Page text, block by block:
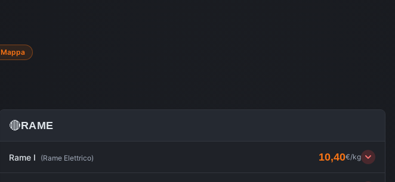
Mappa
🔴RAME
Rame I (Rame Elettrico) 10,40€/kg